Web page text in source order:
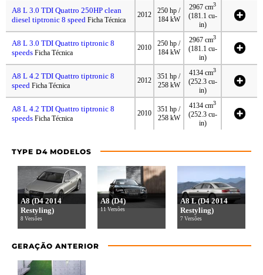
A8 L 3.0 TDI Quattro 250HP clean
diesel tiptronic 8 speed Ficha Técnica
2012
250 hp /
184 kW
2967 cm3
(181.1 cu-
in)
A8 L 3.0 TDI Quattro tiptronic 8
speeds Ficha Técnica
2010
250 hp /
184 kW
2967 cm3
(181.1 cu-
in)
A8 L 4.2 TDI Quattro tiptronic 8
speed Ficha Técnica
2012
351 hp /
258 kW
4134 cm3
(252.3 cu-
in)
A8 L 4.2 TDI Quattro tiptronic 8
speeds Ficha Técnica
2010
351 hp /
258 kW
4134 cm3
(252.3 cu-
in)
TYPE D4 MODELOS
A8 (D4 2014
Restyling)
8 Versões
A8 (D4)
11 Versões
A8 L (D4 2014
Restyling)
7 Versões
GERAÇÃO ANTERIOR